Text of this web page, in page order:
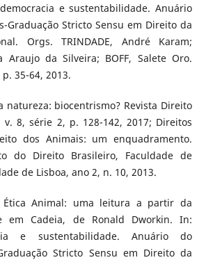
e sustentabilidade. Anuário
Graduação Stricto Sensu em Direito da
Orgs. TRINDADE, André Karam;
Araujo da Silveira; BOFF, Salete Oro.
35-64, 2013.
da natureza: biocentrismo? Revista Direito
v. 8, série 2, p. 128-142, 2017; Direitos
dos Animais: um enquadramento.
do Direito Brasileiro, Faculdade de
de Lisboa, ano 2, n. 10, 2013.
e Ética Animal: uma leitura a partir da
em Cadeia, de Ronald Dworkin. In:
e sustentabilidade. Anuário do
Stricto Sensu em Direito da